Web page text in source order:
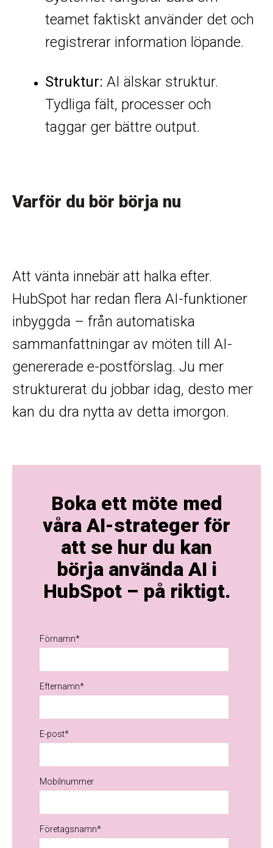
teamet faktiskt använder det och
registrerar information löpande.
Struktur: AI älskar struktur.
Tydliga fält, processer och
taggar ger bättre output.
Varför du bör börja nu
Att vänta innebär att halka efter.
HubSpot har redan flera AI-funktioner
inbyggda – från automatiska
sammanfattningar av möten till AI-
genererade e-postförslag. Ju mer
strukturerat du jobbar idag, desto mer
kan du dra nytta av detta imorgon.
Boka ett möte med
våra AI-strateger för
att se hur du kan
börja använda AI i
HubSpot – på riktigt.
Förnamn*
Efternamn*
E-post*
Mobilnummer
Företagsnamn*